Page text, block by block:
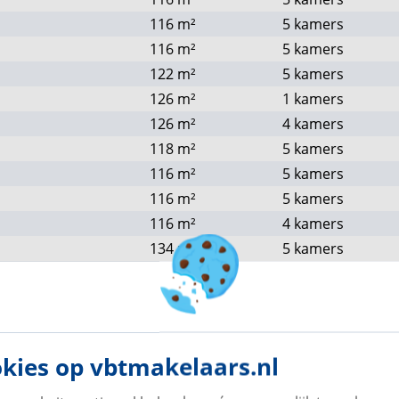
bomen die langs de brede lanen staan. Met
en leven in een dorps en landelijk woonmilieu!
116 m² 5 kamers
116 m² 5 kamers
122 m² 5 kamers
126 m² 1 kamers
126 m² 4 kamers
118 m² 5 kamers
116 m² 5 kamers
116 m² 5 kamers
116 m² 4 kamers
134m² 5 kamers
138m²
134m²
116m²
op vbtmakelaars.nl